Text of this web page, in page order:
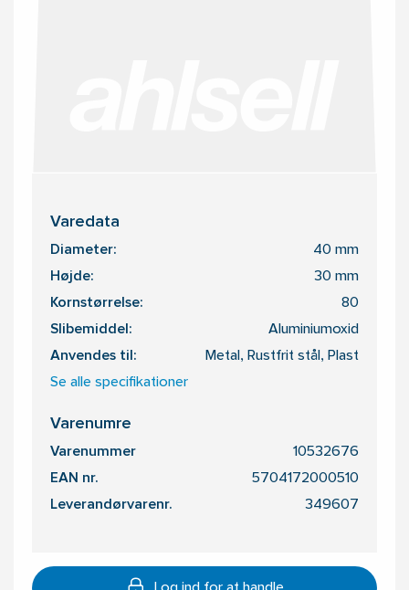
Varedata
Diameter: 40 mm
Højde: 30 mm
Kornstørrelse: 80
Slibemiddel: Aluminiumoxid
Anvendes til: Metal, Rustfrit stål, Plast
Se alle specifikationer
Varenumre
Varenummer 10532676
EAN nr. 5704172000510
Leverandørvarenr. 349607